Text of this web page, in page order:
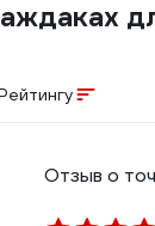
Отзыв о